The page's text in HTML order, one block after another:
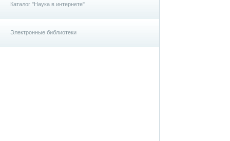
Каталог "Наука в интернете"
Электронные библиотеки